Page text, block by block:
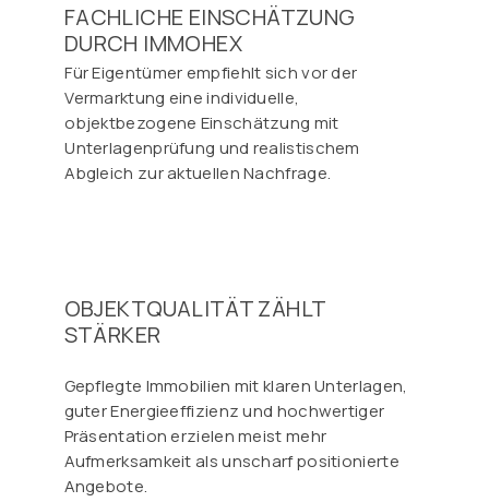
OBJEKTQUALITÄT ZÄHLT
STÄRKER
Gepflegte Immobilien mit klaren Unterlagen,
guter Energieeffizienz und hochwertiger
Präsentation erzielen meist mehr
Aufmerksamkeit als unscharf positionierte
Angebote.
FACHLICHE EINSCHÄTZUNG
DURCH IMMOHEX
Für Eigentümer empfiehlt sich vor der
Vermarktung eine individuelle,
objektbezogene Einschätzung mit
Unterlagenprüfung und realistischem
Abgleich zur aktuellen Nachfrage.